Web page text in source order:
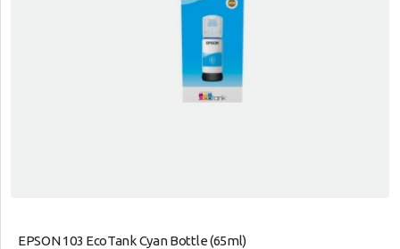
EPSON 103 EcoTank Cyan Bottle (65ml)